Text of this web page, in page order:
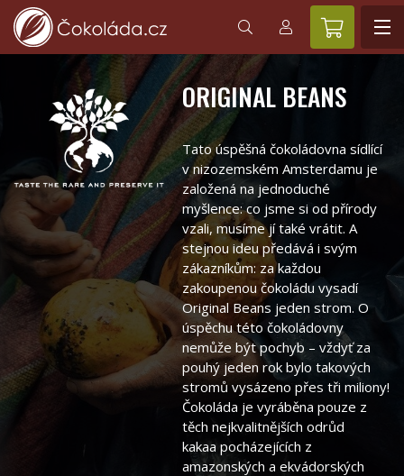
ORIGINAL BEANS
Tato úspěšná čokoládovna sídlící
v nizozemském Amsterdamu je
založená na jednoduché
myšlence: co jsme si od přírody
vzali, musíme jí také vrátit. A
stejnou ideu předává i svým
zákazníkům: za každou
zakoupenou čokoládu vysadí
Original Beans jeden strom. O
úspěchu této čokoládovny
nemůže být pochyb – vždyť za
pouhý jeden rok bylo takových
stromů vysázeno přes tři miliony!
Čokoláda je vyráběna pouze z
těch nejkvalitnějších odrůd
kakaa pocházejících z
amazonských a ekvádorských